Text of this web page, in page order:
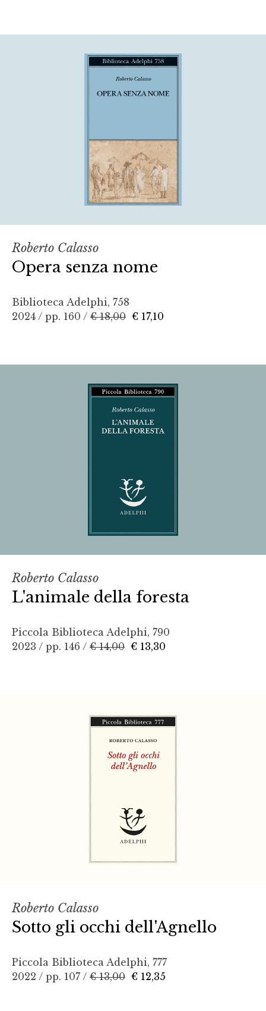
Roberto Calasso
Opera senza nome
Biblioteca Adelphi, 758
2024 / pp. 160 / € 18,00 € 17,10
Roberto Calasso
L'animale della foresta
Piccola Biblioteca Adelphi, 790
2023 / pp. 146 / € 14,00 € 13,30
Roberto Calasso
Sotto gli occhi dell'Agnello
Piccola Biblioteca Adelphi, 777
2022 / pp. 107 / € 13,00 € 12,35